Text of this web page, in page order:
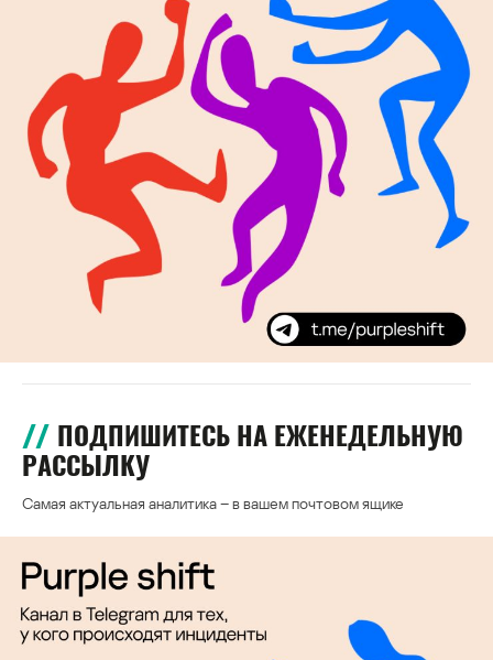
ПОДПИШИТЕСЬ НА ЕЖЕНЕДЕЛЬНУЮ
РАССЫЛКУ
Самая актуальная аналитика – в вашем почтовом ящике